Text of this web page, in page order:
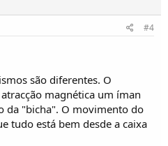
#4
são diferentes. O
magnética um íman
da "bicha". O movimento do
tudo está bem desde a caixa